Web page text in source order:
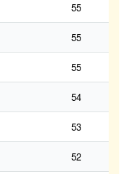
55
55
55
54
53
52